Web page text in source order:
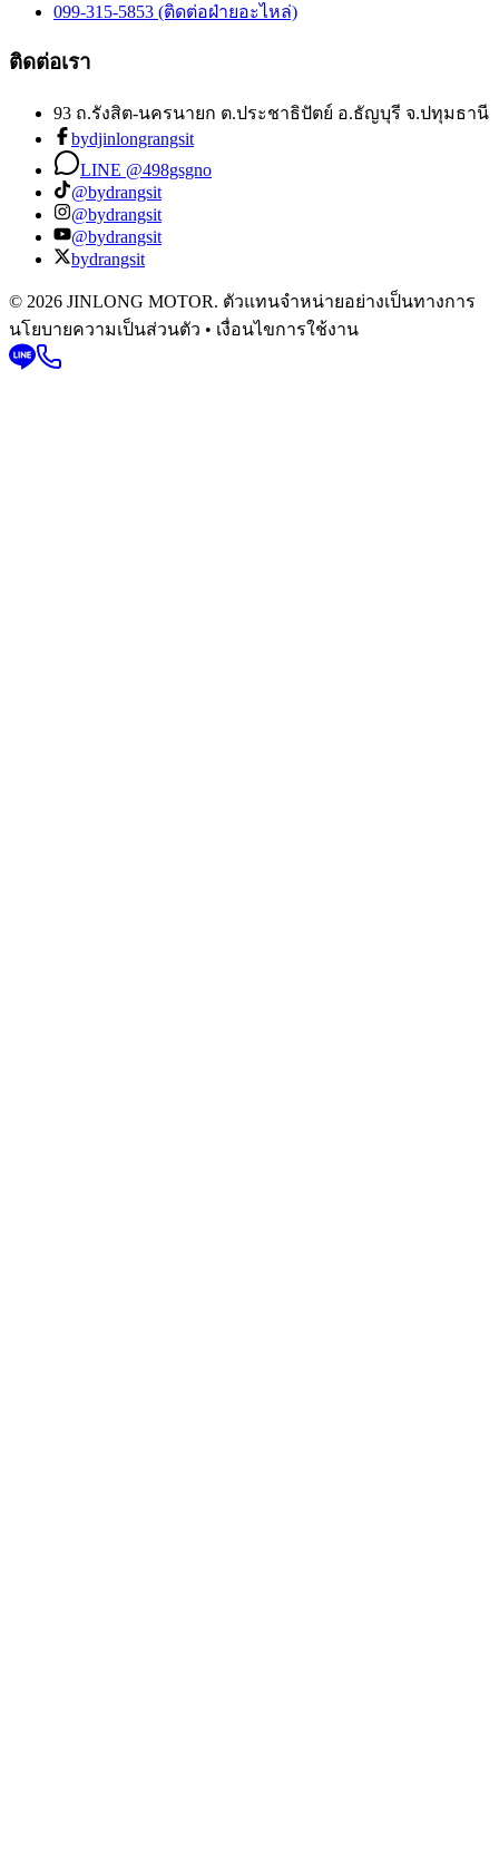
099-315-5853 (ติดต่อฝ่ายอะไหล่)
ติดต่อเรา
93 ถ.รังสิต-นครนายก ต.ประชาธิปัตย์ อ.ธัญบุรี จ.ปทุมธานี
bydjinlongrangsit
LINE @498gsgno
@bydrangsit
@bydrangsit
@bydrangsit
bydrangsit
© 2026 JINLONG MOTOR. ตัวแทนจำหน่ายอย่างเป็นทางการ
นโยบายความเป็นส่วนตัว • เงื่อนไขการใช้งาน